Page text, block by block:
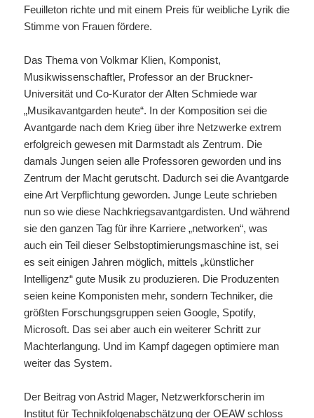
Feuilleton richte und mit einem Preis für weibliche Lyrik die
Stimme von Frauen fördere.
Das Thema von Volkmar Klien, Komponist,
Musikwissenschaftler, Professor an der Bruckner-
Universität und Co-Kurator der Alten Schmiede war
„Musikavantgarden heute“. In der Komposition sei die
Avantgarde nach dem Krieg über ihre Netzwerke extrem
erfolgreich gewesen mit Darmstadt als Zentrum. Die
damals Jungen seien alle Professoren geworden und ins
Zentrum der Macht gerutscht. Dadurch sei die Avantgarde
eine Art Verpflichtung geworden. Junge Leute schrieben
nun so wie diese Nachkriegsavantgardisten. Und während
sie den ganzen Tag für ihre Karriere „networken“, was
auch ein Teil dieser Selbstoptimierungsmaschine ist, sei
es seit einigen Jahren möglich, mittels „künstlicher
Intelligenz“ gute Musik zu produzieren. Die Produzenten
seien keine Komponisten mehr, sondern Techniker, die
größten Forschungsgruppen seien Google, Spotify,
Microsoft. Das sei aber auch ein weiterer Schritt zur
Machterlangung. Und im Kampf dagegen optimiere man
weiter das System.
Der Beitrag von Astrid Mager, Netzwerkforscherin im
Institut für Technikfolgenabschätzung der OEAW schloss